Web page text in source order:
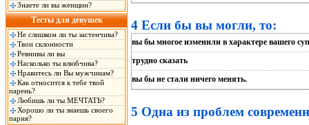
Знаете ли вы женщин?
Тесты для девушек
Не слишком ли ты застенчива?
Твои склонности
Ревнивы ли вы
Насколько ты влюбчива?
Нравитесь ли Вы мужчинам?
Как относится к тебе твой
парень?
Любишь ли ты МЕЧТАТЬ?
Хорошо ли ты знаешь своего
парня?
4 Если бы вы могли, то:
вы бы многое изменили в характере вашего
трудно сказать
вы бы не стали ничего менять.
5 Одна из проблем